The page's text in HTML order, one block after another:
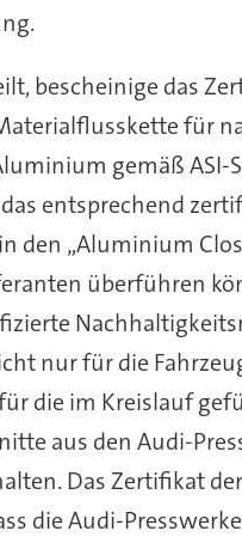
bescheinige das
für
gemäß ASI-
entsprechend
den „Aluminium
überführen
nur für die
die im Kreislauf
aus den Audi-
Das Zertifikat der
die Audi-